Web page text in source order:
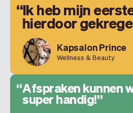
Ik heb mijn
hierdoor
Kapsalon Prince
Wellness & Beauty
Afspraken kunnen
super handig!